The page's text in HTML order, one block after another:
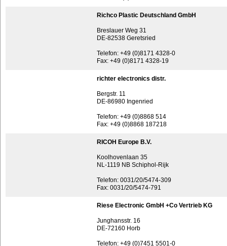
Richco Plastic Deutschland GmbH
Breslauer Weg 31
DE-82538 Geretsried
Telefon: +49 (0)8171 4328-0
Fax: +49 (0)8171 4328-19
richter electronics distr.
Bergstr. 11
DE-86980 Ingenried
Telefon: +49 (0)8868 514
Fax: +49 (0)8868 187218
RICOH Europe B.V.
Koolhovenlaan 35
NL-1119 NB Schiphol-Rijk
Telefon: 0031/20/5474-309
Fax: 0031/20/5474-791
Riese Electronic GmbH +Co Vertrieb KG
Junghansstr. 16
DE-72160 Horb
Telefon: +49 (0)7451 5501-0